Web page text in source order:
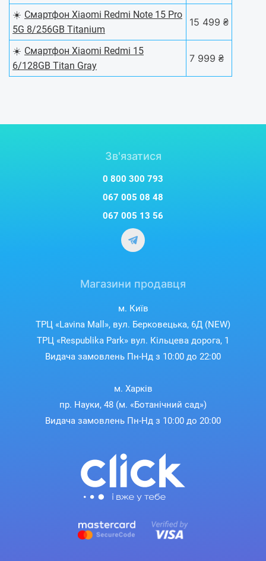
☀️ Смартфон Xiaomi Redmi Note 15 Pro
5G 8/256GB Titanium
15 499 ₴
☀️ Смартфон Xiaomi Redmi 15
6/128GB Titan Gray
7 999 ₴
Зв'язатися
0 800 300 793
067 005 08 48
067 005 13 56
Магазини продавця
м. Київ
ТРЦ «Lavina Mall», вул. Берковецька, 6Д (NEW)
ТРЦ «Respublika Park» вул. Кільцева дорога, 1
Видача замовлень Пн-Нд з 10:00 до 22:00
м. Харків
пр. Науки, 48 (м. «Ботанічний сад»)
Видача замовлень Пн-Нд з 10:00 до 20:00